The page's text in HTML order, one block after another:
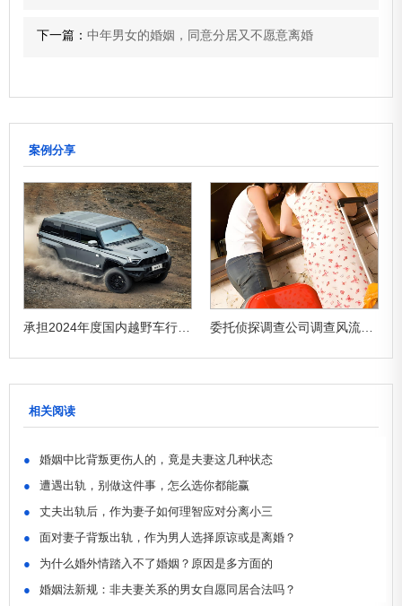
下一篇：中年男女的婚姻，同意分居又不愿意离婚
案例分享
相关阅读
●
婚姻中比背叛更伤人的，竟是夫妻这几种状态
●
遭遇出轨，别做这件事，怎么选你都能赢
●
丈夫出轨后，作为妻子如何理智应对分离小三
●
面对妻子背叛出轨，作为男人选择原谅或是离婚？
●
为什么婚外情踏入不了婚姻？原因是多方面的
●
婚姻法新规：非夫妻关系的男女自愿同居合法吗？